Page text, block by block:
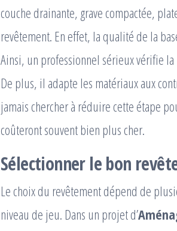
couche drainante, grave compactée,
revêtement. En effet, la qualité de la
Ainsi, un professionnel sérieux vérifie la
De plus, il adapte les matériaux aux
jamais chercher à réduire cette étape
coûteront souvent bien plus cher.
Sélectionner le bon
Le choix du revêtement dépend de
niveau de jeu. Dans un projet d’